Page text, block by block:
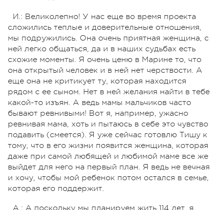
И.: Великолепно! У нас еще во время проекта
сложились теплые и доверительные отношения,
мы подружились. Она очень приятная женщина, с
ней легко общаться, да и в наших судьбах есть
схожие моменты. Я очень ценю в Марине то, что
она открытый человек и в ней нет черствости. А
еще она не критикует ту, которая находится
рядом с ее сыном. Нет в ней желания найти в тебе
какой-то изъян. А ведь мамы мальчиков часто
бывают ревнивыми! Вот я, например, ужасно
ревнивая мама, хоть и пытаюсь в себе это чувство
подавить (смеется). Я уже сейчас готовлю Тишу к
тому, что в его жизни появится женщина, которая
даже при самой любящей и любимой маме все же
выйдет для него на первый план. Я ведь не вечная
и хочу, чтобы мой ребенок потом остался в семье,
которая его поддержит.
А.: А поскольку мы планируем жить 114 лет, я